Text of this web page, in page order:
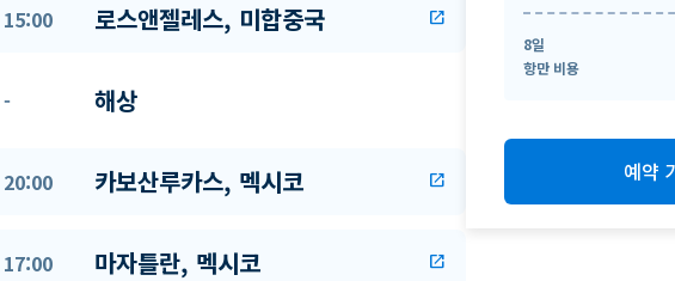
15:00 로스앤젤레스, 미합중국 open_in_new
- 해상
20:00 카보산루카스, 멕시코 open_in_new
17:00 마자틀란, 멕시코 open_in_new
8일
항만 비용
예약